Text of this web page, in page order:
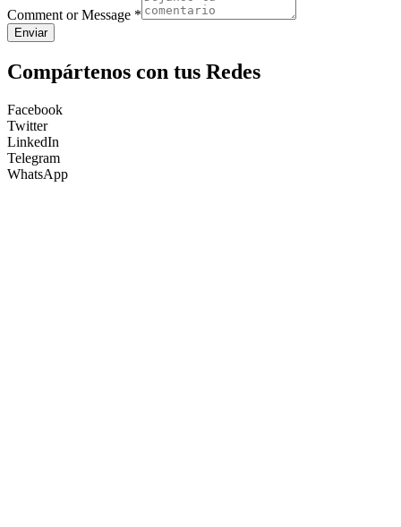
Comment or Message *
Enviar
Compártenos con tus Redes
Facebook
Twitter
LinkedIn
Telegram
WhatsApp